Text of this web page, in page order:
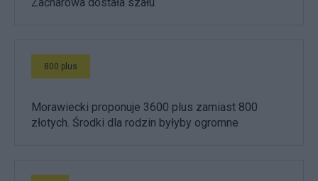
800 plus
Morawiecki proponuje 3600 plus zamiast 800
złotych. Środki dla rodzin byłyby ogromne